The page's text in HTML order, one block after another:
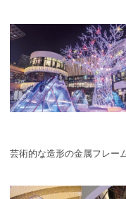
芸術的な造形の金属フレー